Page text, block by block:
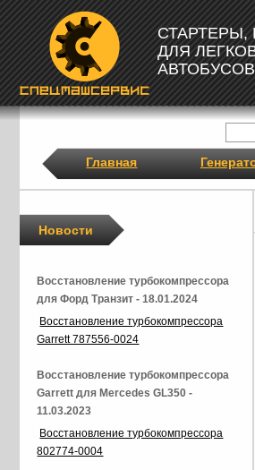
ДЛЯ
Главная
Новости
Восстановление турбокомпрессора
для Форд Транзит - 18.01.2024
Восстановление турбокомпрессора
Garrett 787556-0024
Восстановление турбокомпрессора
Garrett для Mercedes GL350 -
11.03.2023
Восстановление турбокомпрессора
802774-0004